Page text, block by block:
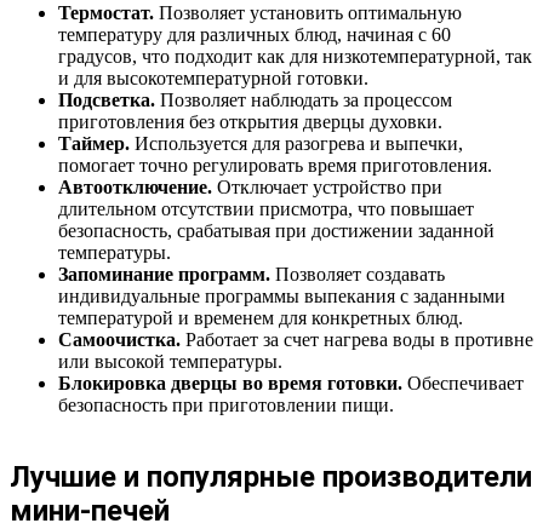
Термостат. Позволяет установить оптимальную
температуру для различных блюд, начиная с 60
градусов, что подходит как для низкотемпературной, так
и для высокотемпературной готовки.
Подсветка. Позволяет наблюдать за процессом
приготовления без открытия дверцы духовки.
Таймер. Используется для разогрева и выпечки,
помогает точно регулировать время приготовления.
Автоотключение. Отключает устройство при
длительном отсутствии присмотра, что повышает
безопасность, срабатывая при достижении заданной
температуры.
Запоминание программ. Позволяет создавать
индивидуальные программы выпекания с заданными
температурой и временем для конкретных блюд.
Самоочистка. Работает за счет нагрева воды в противне
или высокой температуры.
Блокировка дверцы во время готовки. Обеспечивает
безопасность при приготовлении пищи.
Лучшие и популярные производители
мини-печей